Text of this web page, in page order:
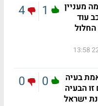
מעניין
עוד
1
4
בעיה
הבעיה
ישראל
0
0